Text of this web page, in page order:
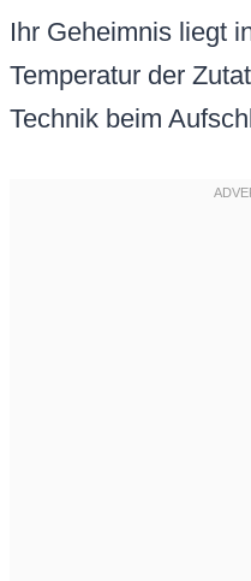
Ihr Geheimnis liegt
Temperatur der
Technik beim